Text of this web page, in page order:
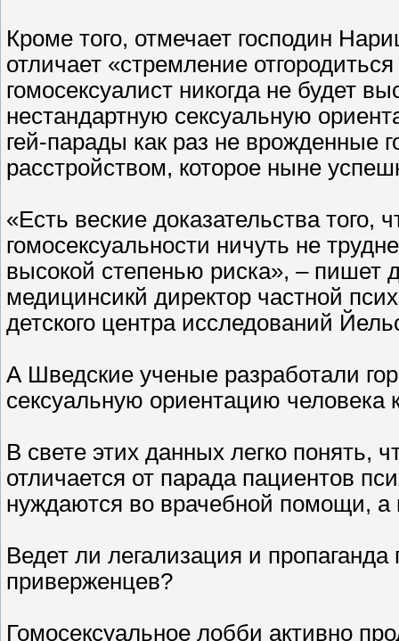
Кроме того, отмечает господин
отличает «стремление
гомосексуалист никогда не будет
нестандартную сексуальную
гей-парады как раз не врожденные
расстройством, которое ныне
«Есть веские доказательства того,
гомосексуальности ничуть не
высокой степенью риска», –
медицинсикй директор частной
детского центра исследований
А Шведские ученые разработали
сексуальную ориентацию человека
В свете этих данных легко понять,
отличается от парада пациентов
нуждаются во врачебной помощи,
Ведет ли легализация и пропаганда
приверженцев?
Гомосексуальное лобби активно